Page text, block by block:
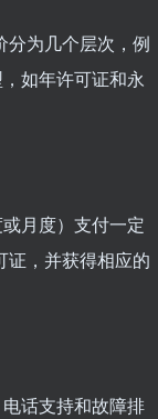
分为几个层次，例
如年许可证和永
月度）支付一定
证，并获得相应的
话支持和故障排